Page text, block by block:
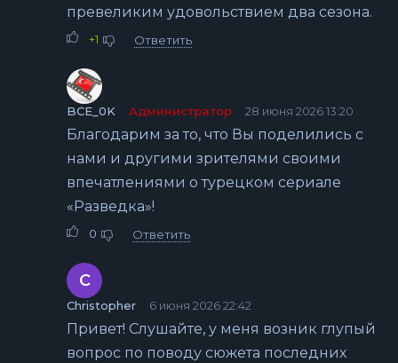
превеликим удовольствием два сезона.
+1 Ответить
BCE_0K Администратор 28 июня 2026 13:20
Благодарим за то, что Вы поделились с
нами и другими зрителями своими
впечатлениями о турецком сериале
«Разведка»!
0 Ответить
C
Christopher 6 июня 2026 22:42
Привет! Слушайте, у меня возник глупый
вопрос по поводу сюжета последних